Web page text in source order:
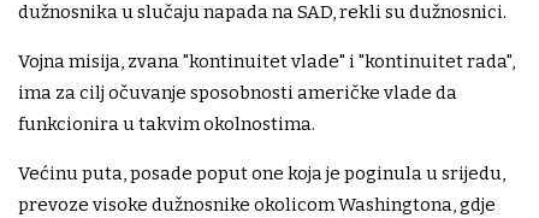
dužnosnika u slučaju napada na SAD, rekli su dužnosnici.
Vojna misija, zvana "kontinuitet vlade" i "kontinuitet rada",
ima za cilj očuvanje sposobnosti američke vlade da
funkcionira u takvim okolnostima.
Većinu puta, posade poput one koja je poginula u srijedu,
prevoze visoke dužnosnike okolicom Washingtona, gdje